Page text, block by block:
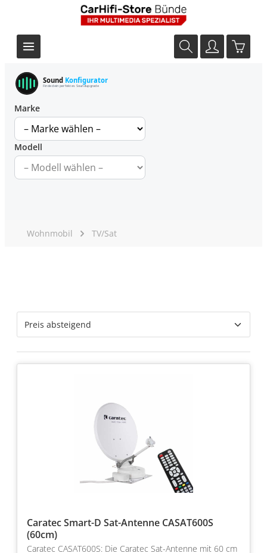
Sound Konfigurator
Finde dein perfektes Soundupgrade
Marke
Modell
Wohnmobil TV/Sat
Caratec Smart-D Sat-Antenne CASAT600S
(60cm)
Caratec CASAT600S: Die Caratec Sat-Antenne mit 60 cm